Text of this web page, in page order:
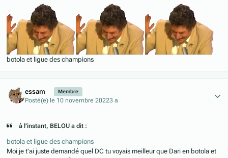
botola et ligue des champions
essam Membre
Posté(e) le 10 novembre 20223 a
à l’instant, BELOU a dit :
botola et ligue des champions
Moi je t'ai juste demandé quel DC tu voyais meilleur que Dari en botola et